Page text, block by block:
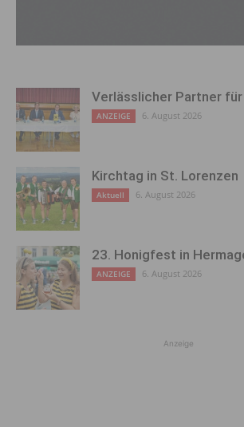
Verlässlicher Partner
ANZEIGE 6. August 2026
Kirchtag in St. Lorenzen
Aktuell 6. August 2026
23. Honigfest in
ANZEIGE 6. August 2026
Anzeige